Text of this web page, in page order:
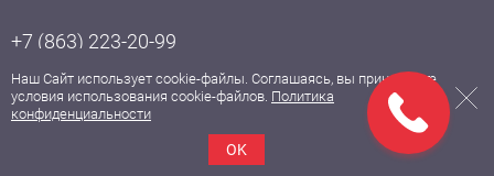
+7 (863) 223-20-99
+7 (863) 273-27-00
+7 (863) 219-85-16
Наш Сайт использует cookie-файлы. Соглашаясь, вы принимаете
условия использования cookie-файлов. Политика
конфиденциальности
OK